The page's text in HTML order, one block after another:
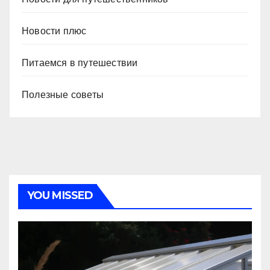
Новости плюс
Питаемся в путешествии
Полезные советы
YOU MISSED